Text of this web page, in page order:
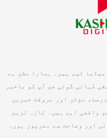
ٹیم ہیں۔ ہمارا مشن ہے
کہانی گوئی جو آپ کو باخبر
مؤثر اور بروقت خبریں
واقعی اہم ہیں۔ تازہ ترین
اور وضاحت سے بھرپور ہوں۔